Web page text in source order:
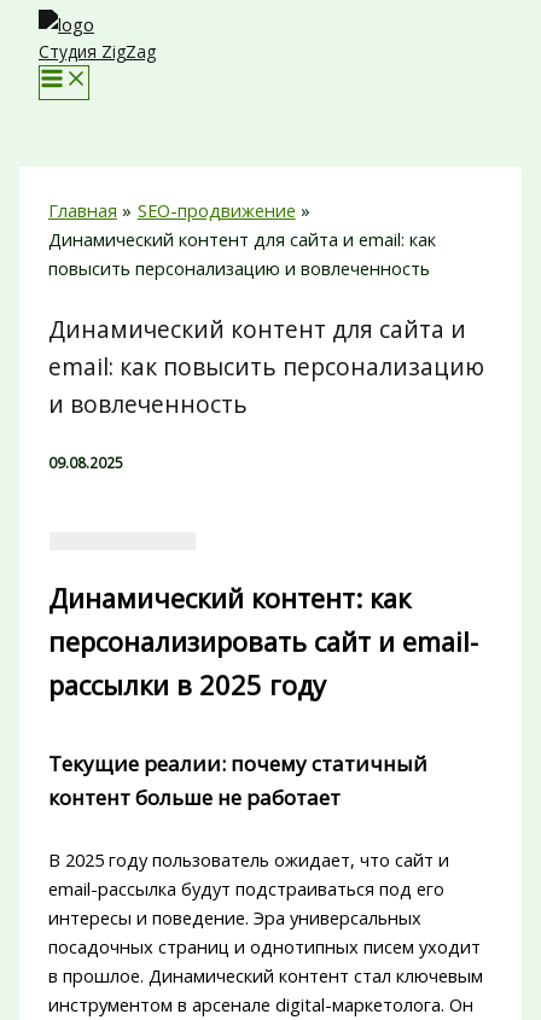
Перейти
содержимому
Студия ZigZag
Главная
SEO-продвижение
Динамический контент для сайта и email: как
повысить персонализацию и вовлеченность
Динамический контент для сайта и
email: как повысить персонализацию
и вовлеченность
09.08.2025
Динамический контент: как
персонализировать сайт и email-
рассылки в 2025 году
Текущие реалии: почему статичный
контент больше не работает
В 2025 году пользователь ожидает, что сайт и
email-рассылка будут подстраиваться под его
интересы и поведение. Эра универсальных
посадочных страниц и однотипных писем уходит
в прошлое. Динамический контент стал ключевым
инструментом в арсенале digital-маркетолога. Он